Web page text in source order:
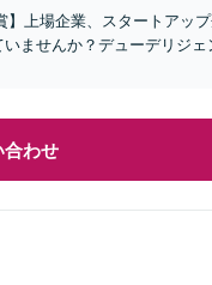
】上場企業、スタートアッ
ませんか？デューデリジ
合わせ